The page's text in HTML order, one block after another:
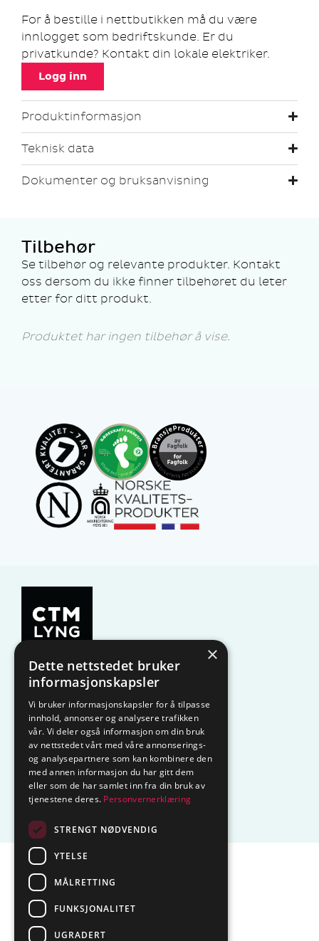
For å bestille i nettbutikken må du være
innlogget som bedriftskunde. Er du
privatkunde? Kontakt din lokale elektriker.
Logg inn
Produktinformasjon
Teknisk data
Dokumenter og bruksanvisning
Tilbehør
Se tilbehør og relevante produkter. Kontakt
oss dersom du ikke finner tilbehøret du leter
etter for ditt produkt.
Produktet har ingen tilbehør å vise.
KAMPANJE Komfyrvakt
Belysning Lysstyring
Varmestyring Vannstopp
Frostsikring Smarthus – OP
Centrol
Sentralbord tlf.
Epost:
Org.nr.: NO 936 285 244 MVA
×
Dette nettstedet bruker
informasjonskapsler
Vi bruker informasjonskapsler for å tilpasse
innhold, annonser og analysere trafikken
vår. Vi deler også informasjon om din bruk
av nettstedet vårt med våre annonserings-
og analysepartnere som kan kombinere den
med annen informasjon du har gitt dem
eller som de har samlet inn fra din bruk av
tjenestene deres. Personvernerklæring
STRENGT NØDVENDIG
YTELSE
MÅLRETTING
FUNKSJONALITET
UGRADERT